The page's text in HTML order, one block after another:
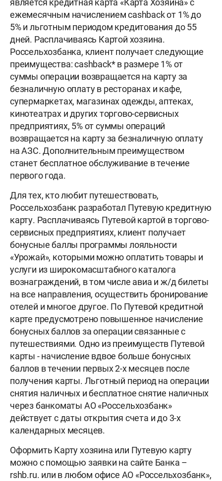
является кредитная карта «Карта Хозяина» с
ежемесячным начислением cashback от 1% до
5% и льготным периодом кредитования до 55
дней. Расплачиваясь Картой хозяина.
Россельхозбанка, клиент получает следующие
преимущества: сashback* в размере 1% от
суммы операции возвращается на карту за
безналичную оплату в ресторанах и кафе,
супермаркетах, магазинах одежды, аптеках,
кинотеатрах и других торгово-сервисных
предприятиях, 5% от суммы операций
возвращается на карту за безналичную оплату
на АЗС. Дополнительным преимуществом
станет бесплатное обслуживание в течение
первого года.
Для тех, кто любит путешествовать,
Россельхозбанк разработал Путевую кредитную
карту. Расплачиваясь Путевой картой в торгово-
сервисных предприятиях, клиент получает
бонусные баллы программы лояльности
«Урожай», которыми можно оплатить товары и
услуги из широкомасштабного каталога
вознаграждений, в том числе авиа и ж/д билеты
на все направления, осуществить бронирование
отелей и многое другое. По Путевой кредитной
карте предусмотрено повышенное начисление
бонусных баллов за операции связанные с
путешествиями. Одно из преимуществ Путевой
карты - начисление вдвое больше бонусных
баллов в течении первых 2-х месяцев после
получения карты. Льготный период на операции
снятия наличных и бесплатное снятие наличных
через банкоматы АО «Россельхозбанк»
действует с даты открытия счета и до 3-х
календарных месяцев.
Оформить Карту хозяина или Путевую карту
можно с помощью заявки на сайте Банка –
rshb.ru. или в любом офисе АО «Россельхозбанк»,